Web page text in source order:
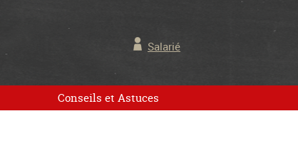
Salarié
Conseils et Astuces